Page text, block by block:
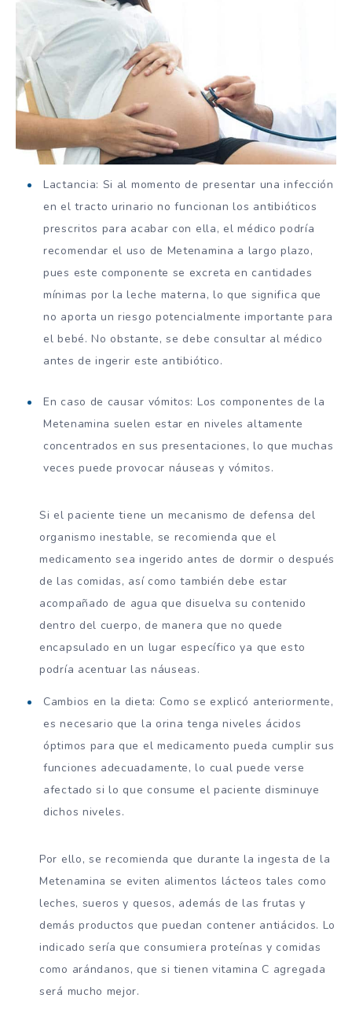
Lactancia: Si al momento de presentar una infección
en el tracto urinario no funcionan los antibióticos
prescritos para acabar con ella, el médico podría
recomendar el uso de Metenamina a largo plazo,
pues este componente se excreta en cantidades
mínimas por la leche materna, lo que significa que
no aporta un riesgo potencialmente importante para
el bebé. No obstante, se debe consultar al médico
antes de ingerir este antibiótico.
En caso de causar vómitos: Los componentes de la
Metenamina suelen estar en niveles altamente
concentrados en sus presentaciones, lo que muchas
veces puede provocar náuseas y vómitos.
Si el paciente tiene un mecanismo de defensa del
organismo inestable, se recomienda que el
medicamento sea ingerido antes de dormir o después
de las comidas, así como también debe estar
acompañado de agua que disuelva su contenido
dentro del cuerpo, de manera que no quede
encapsulado en un lugar específico ya que esto
podría acentuar las náuseas.
Cambios en la dieta: Como se explicó anteriormente,
es necesario que la orina tenga niveles ácidos
óptimos para que el medicamento pueda cumplir sus
funciones adecuadamente, lo cual puede verse
afectado si lo que consume el paciente disminuye
dichos niveles.
Por ello, se recomienda que durante la ingesta de la
Metenamina se eviten alimentos lácteos tales como
leches, sueros y quesos, además de las frutas y
demás productos que puedan contener antiácidos. Lo
indicado sería que consumiera proteínas y comidas
como arándanos, que si tienen vitamina C agregada
será mucho mejor.